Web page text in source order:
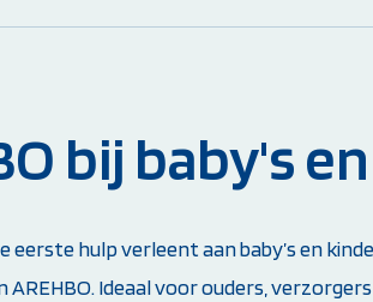
Basiscursus
BHV Cursussen bekijken
EHBO-instructeur
bij baby's
eerste hulp verleent aan baby’s en
AREHBO. Ideaal voor ouders,